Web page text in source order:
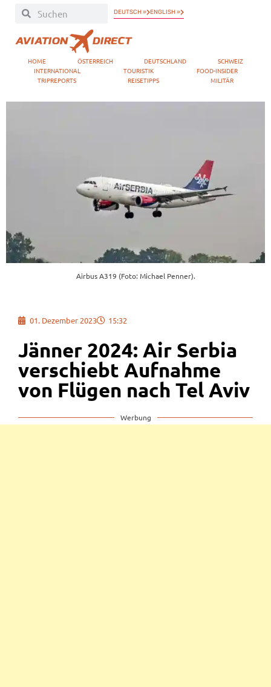
DEUTSCH » ENGLISH »
HOME ÖSTERREICH DEUTSCHLAND
SCHWEIZ
INTERNATIONAL
TOURISTIK
FOOD-INSIDER
TRIPREPORTS
REISETIPPS MILITÄR
Airbus A319 (Foto: Michael Penner).
01. Dezember 2023 15:32
Jänner 2024: Air Serbia
verschiebt Aufnahme
von Flügen nach Tel Aviv
Werbung